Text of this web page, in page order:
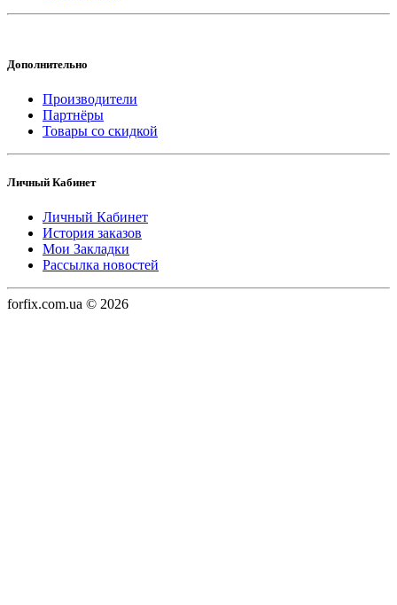
Дополнительно
Производители
Партнёры
Товары со скидкой
Личный Кабинет
Личный Кабинет
История заказов
Мои Закладки
Рассылка новостей
forfix.com.ua © 2026